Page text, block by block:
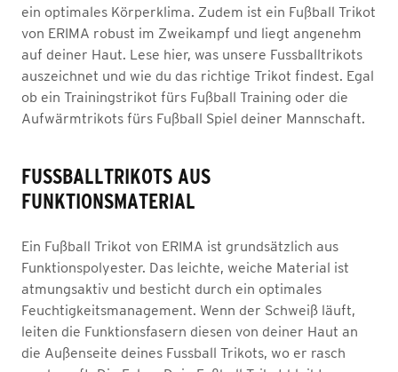
ein optimales Körperklima. Zudem ist ein Fußball Trikot
von ERIMA robust im Zweikampf und liegt angenehm
auf deiner Haut. Lese hier, was unsere Fussballtrikots
auszeichnet und wie du das richtige Trikot findest. Egal
ob ein Trainingstrikot fürs Fußball Training oder die
Aufwärmtrikots fürs Fußball Spiel deiner Mannschaft.
FUSSBALLTRIKOTS AUS F
UNKTIONSMATERIAL
Ein Fußball Trikot von ERIMA ist grundsätzlich aus
Funktionspolyester. Das leichte, weiche Material ist
atmungsaktiv und besticht durch ein optimales
Feuchtigkeitsmanagement. Wenn der Schweiß läuft,
leiten die Funktionsfasern diesen von deiner Haut an
die Außenseite deines Fussball Trikots, wo er rasch